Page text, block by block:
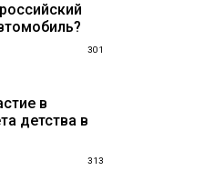
301
в
детства в
313